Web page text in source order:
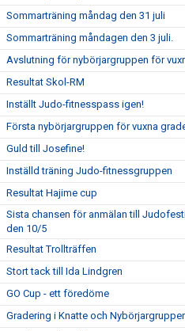
Sommarträning måndag den 31 juli
Sommarträning måndagen den 3 juli.
Avslutning för nybörjargruppen för
Resultat Skol-RM
Inställt Judo-fitnesspass igen!
Första nybörjargruppen för vuxna
Guld till Josefine!
Inställd träning Judo-fitnessgruppen
Resultat Hajime cup
Sista chansen för anmälan till
den 10/5
Resultat Trollträffen
Stort tack till Ida Lindgren
GO Cup - ett föredöme
Gradering i Knatte och